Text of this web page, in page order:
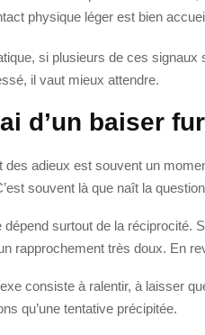
physique léger est bien
si plusieurs de ces
il vaut mieux attendre.
d’un baiser
des adieux est souvent un
souvent là que naît la
dépend surtout de la réciprocité.
rapprochement très doux. En
consiste à ralentir, à laisser
qu’une tentative précipitée.